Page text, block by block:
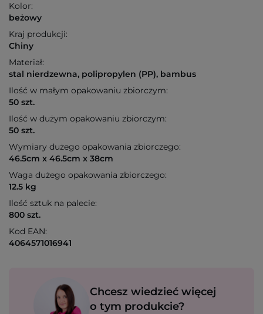
Kolor:
beżowy
Kraj produkcji:
Chiny
Materiał:
stal nierdzewna, polipropylen (PP), bambus
Ilość w małym opakowaniu zbiorczym:
50 szt.
Ilość w dużym opakowaniu zbiorczym:
50 szt.
Wymiary dużego opakowania zbiorczego:
46.5cm x 46.5cm x 38cm
Waga dużego opakowania zbiorczego:
12.5 kg
Ilość sztuk na palecie:
800 szt.
Kod EAN:
4064571016941
Chcesz wiedzieć więcej
o tym produkcie?